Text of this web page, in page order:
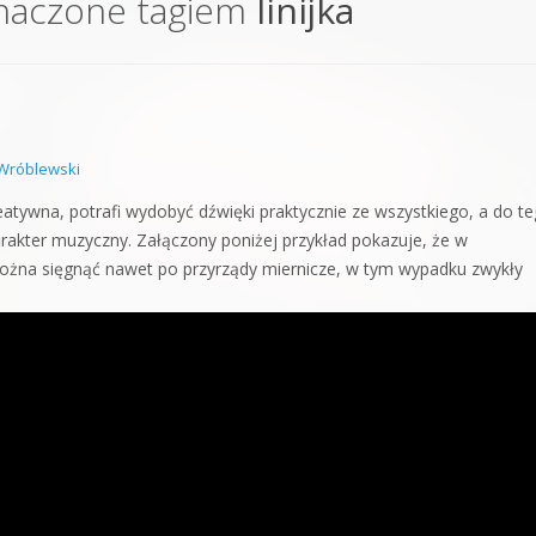
od podstawtagiem linijka
potrafi wydobyć dźwięki praktycznie ze wszystkiego, a do
muzyczny. Załączony poniżej przykład pokazuje, że w
sięgnąć nawet po przyrządy miernicze, w tym wypadku zwykły